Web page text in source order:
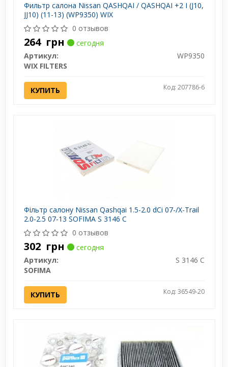
Фильтр салона Nissan QASHQAI / QASHQAI +2 I (J10,
JJ10) (11-13) (WP9350) WIX
0 отзывов
264 грн
сегодня
Артикул:
WP9350
WIX FILTERS
КУПИТЬ Код: 207786-6
Фільтр салону Nissan Qashqai 1.5-2.0 dCi 07-/X-Trail
2.0-2.5 07-13 SOFIMA S 3146 C
0 отзывов
302 грн
сегодня
Артикул:
S 3146 C
SOFIMA
КУПИТЬ Код: 36549-20